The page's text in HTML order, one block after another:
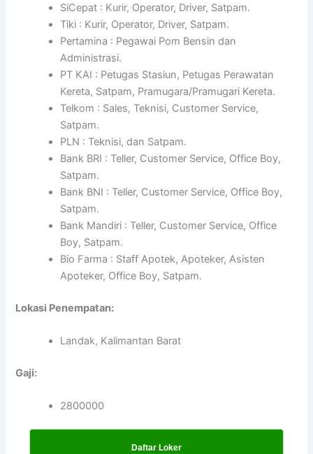
SiCepat : Kurir, Operator, Driver, Satpam.
Tiki : Kurir, Operator, Driver, Satpam.
Pertamina : Pegawai Pom Bensin dan
Administrasi.
PT KAI : Petugas Stasiun, Petugas Perawatan
Kereta, Satpam, Pramugara/Pramugari Kereta.
Telkom : Sales, Teknisi, Customer Service,
Satpam.
PLN : Teknisi, dan Satpam.
Bank BRI : Teller, Customer Service, Office Boy,
Satpam.
Bank BNI : Teller, Customer Service, Office Boy,
Satpam.
Bank Mandiri : Teller, Customer Service, Office
Boy, Satpam.
Bio Farma : Staff Apotek, Apoteker, Asisten
Apoteker, Office Boy, Satpam.
Lokasi Penempatan:
Landak, Kalimantan Barat
Gaji:
2800000
Daftar Loker